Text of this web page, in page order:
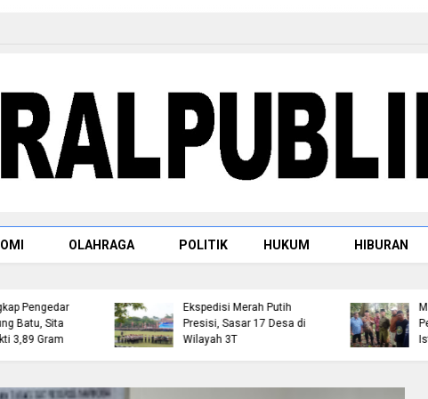
OLAHRAGA POLITIK HUKUM HIBURAN
Ekspedisi Merah Putih
Presisi, Sasar 17 Desa di
Wilayah 3T
Raja Rambah dr. H.
Makam dan
Pembangunan Replika